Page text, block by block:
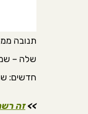
שלה –
חדשים:
>>זה